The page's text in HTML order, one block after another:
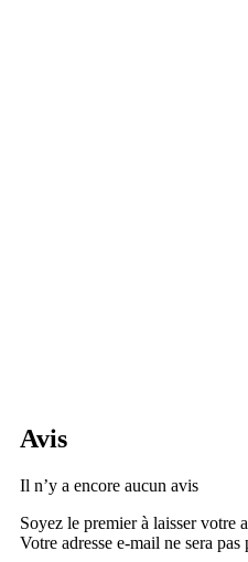
Avis
Il n’y a encore aucun avis
Soyez le premier à laisser votre
Votre adresse e-mail ne sera pas